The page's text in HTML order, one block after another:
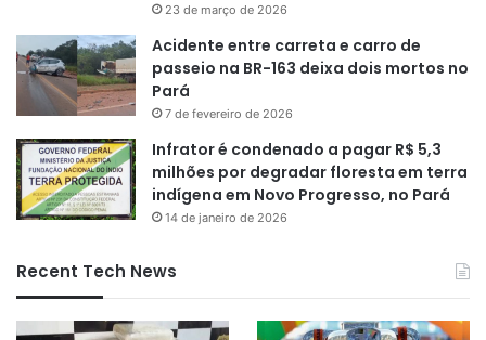
23 de março de 2026
Acidente entre carreta e carro de
passeio na BR-163 deixa dois mortos no
Pará
7 de fevereiro de 2026
Infrator é condenado a pagar R$ 5,3
milhões por degradar floresta em terra
indígena em Novo Progresso, no Pará
14 de janeiro de 2026
Recent Tech News